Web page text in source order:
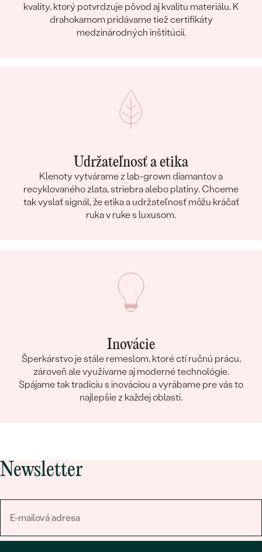
kvality, ktorý potvrdzuje pôvod aj kvalitu materiálu. K
drahokamom pridávame tiež certifikáty
medzinárodných inštitúcií.
Udržateľnosť a etika
Klenoty vytvárame z lab-grown diamantov a
recyklovaného zlata, striebra alebo platiny. Chceme
tak vyslať signál, že etika a udržateľnosť môžu kráčať
ruka v ruke s luxusom.
Inovácie
Šperkárstvo je stále remeslom, ktoré ctí ručnú prácu,
zároveň ale využívame aj moderné technológie.
Spájame tak tradíciu s inováciou a vyrábame pre vás to
najlepšie z každej oblasti.
Newsletter